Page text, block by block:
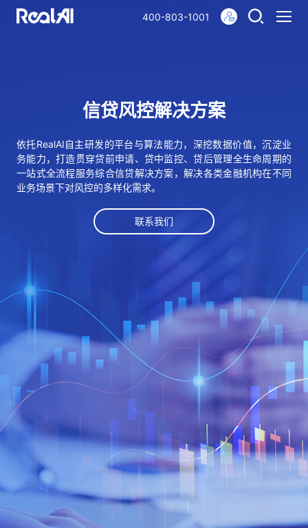
400-803-1001
信贷风控解决方案
依托RealAI自主研发的平台与算法能力，深挖数据价值，沉淀业
务能力，打造贯穿贷前申请、贷中监控、贷后管理全生命周期的
一站式全流程服务综合信贷解决方案，解决各类金融机构在不同
业务场景下对风控的多样化需求。
联系我们